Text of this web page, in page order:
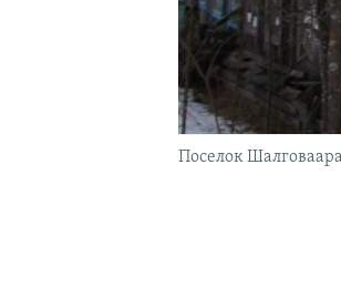
Поселок Шалговаара